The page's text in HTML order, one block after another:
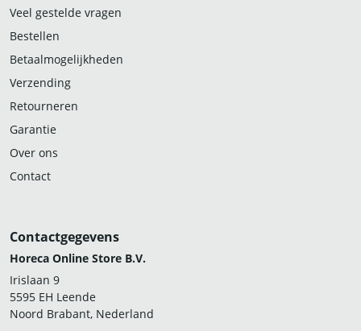
Veel gestelde vragen
Bestellen
Betaalmogelijkheden
Verzending
Retourneren
Garantie
Over ons
Contact
Contactgegevens
Horeca Online Store B.V.
Irislaan 9
5595 EH Leende
Noord Brabant, Nederland